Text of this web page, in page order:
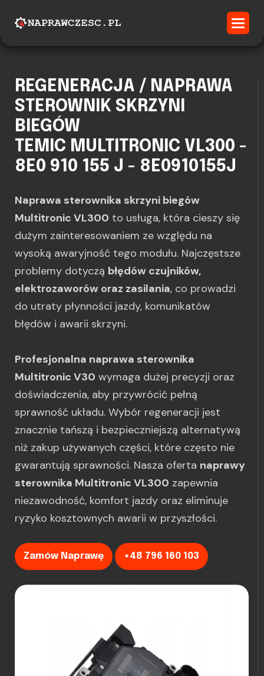
REGENERACJA / NAPRAWA
STEROWNIK SKRZYNI
BIEGÓW
TEMIC MULTITRONIC VL300 -
8E0 910 155 J - 8E0910155J
Naprawa sterownika skrzyni biegów
Multitronic VL300 to usługa, która cieszy się
dużym zainteresowaniem ze względu na
wysoką awaryjność tego modułu. Najczęstsze
problemy dotyczą błędów czujników,
elektrozaworów oraz zasilania, co prowadzi
do utraty płynności jazdy, komunikatów
błędów i awarii skrzyni.
Profesjonalna naprawa sterownika
Multitronic V30 wymaga dużej precyzji oraz
doświadczenia, aby przywrócić pełną
sprawność układu. Wybór regeneracji jest
znacznie tańszą i bezpieczniejszą alternatywą
niż zakup używanych części, które często nie
gwarantują sprawności. Nasza oferta naprawy
sterownika Multitronic VL300 zapewnia
niezawodność, komfort jazdy oraz eliminuje
ryzyko kosztownych awarii w przyszłości.
Zamów Naprawę +48 796 160 103